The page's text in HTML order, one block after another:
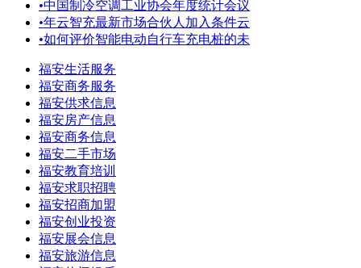
•中国制冷空调工业协会年度统计会议
•年云智充最新市场合伙人加入条件云
•如何评价智能电动自行车充电桩的未
福安生活服务
福安商务服务
福安供求信息
福安房产信息
福安商务信息
福安二手市场
福安教育培训
福安求职招聘
福安招商加盟
福安创业投资
福安展会信息
福安旅游信息